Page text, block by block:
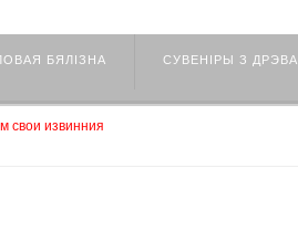
БЯЛІЗНА СУВЕНІРЫ З ДРЭВА
свои извинния